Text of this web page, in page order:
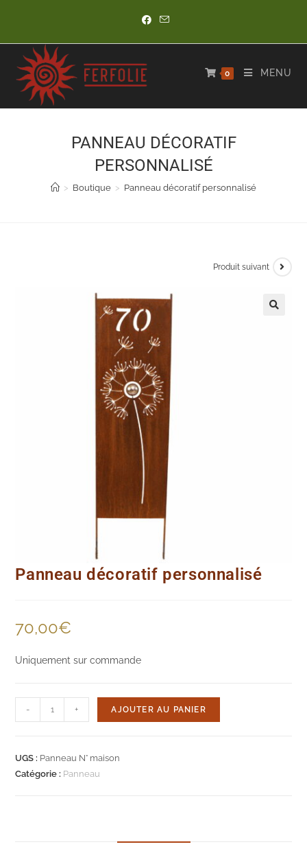
content
0 MENU
PANNEAU DÉCORATIF
PERSONNALISÉ
> Boutique > Panneau décoratif personnalisé
Produit suivant
Panneau décoratif personnalisé
70,00€
Uniquement sur commande
de
décoratif
personnalisé
- + AJOUTER AU PANIER
UGS : Panneau N° maison
Catégorie : Panneau